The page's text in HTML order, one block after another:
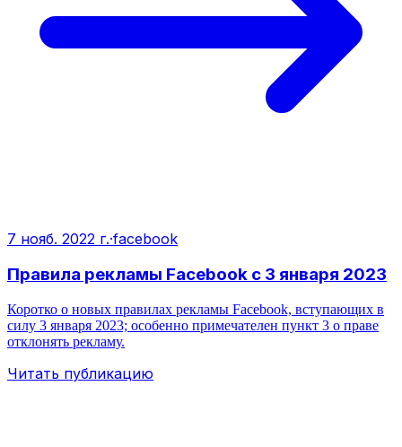
7 нояб. 2022 г.·facebook
Правила рекламы Facebook с 3 января 2023
Коротко о новых правилах рекламы Facebook, вступающих в
силу 3 января 2023; особенно примечателен пункт 3 о праве
отклонять рекламу.
Читать публикацию